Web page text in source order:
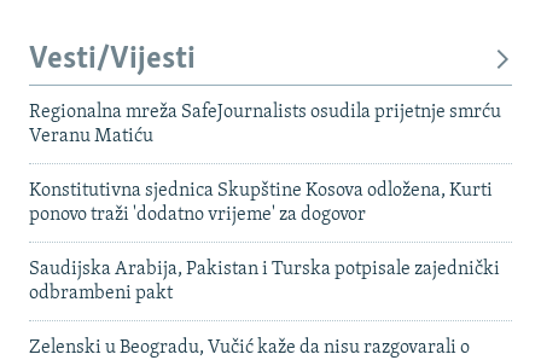
Vesti/Vijesti
Regionalna mreža SafeJournalists osudila prijetnje smrću
Veranu Matiću
Konstitutivna sjednica Skupštine Kosova odložena, Kurti
ponovo traži 'dodatno vrijeme' za dogovor
Saudijska Arabija, Pakistan i Turska potpisale zajednički
odbrambeni pakt
Zelenski u Beogradu, Vučić kaže da nisu razgovarali o